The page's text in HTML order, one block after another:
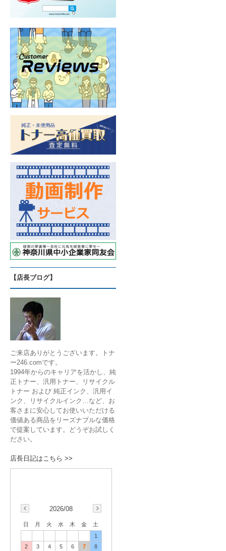
【店長ブログ】
ご来店ありがとうございます。トナ
ー246.comです。
1994年からのキャリアを活かし、純
正トナー、汎用トナー、リサイクル
トナー および 純正インク、汎用イ
ンク、リサイクルインク…など、お
客さまに安心してお使いいただける
価値ある商品をリーズナブルな価格
で提案しています。どうぞお試しく
ださい。
店長日記はこちら >>
2026/08
日 月 火 水 木 金
土
1
2
3 4 5 6 7
8